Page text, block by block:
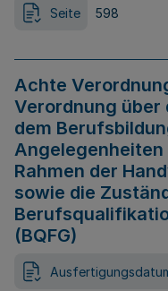
Seite 598
Achte
Verordnung über
dem
Rahmen der
sowie die
(BQFG)